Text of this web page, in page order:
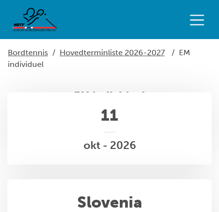
Bordtennis / Hovedterminliste 2026-2027 / EM
individuel
EM individuel
11
okt - 2026
Slovenia